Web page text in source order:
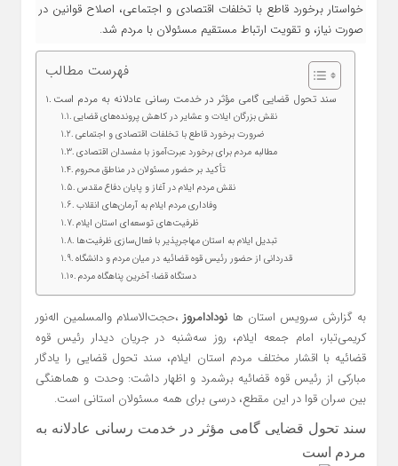
خواستار برخورد قاطع با تخلفات اقتصادی و اجتماعی، اصلاح قوانین در
صورت نیاز، و تقویت ارتباط مستقیم مسئولان با مردم شد.
فهرست مطالب
سند تحول قضایی گامی مؤثر در خدمت‌ رسانی عادلانه به مردم است
نقش بزرگان ایلات و عشایر در کاهش پرونده‌های قضایی
ضرورت برخورد قاطع با تخلفات اقتصادی و اجتماعی
مطالبه مردم برای برخورد عبرت‌آموز با مفسدان اقتصادی
تأکید بر حضور مسئولان در مناطق محروم
نقش مردم ایلام در آغاز و پایان دفاع مقدس
وفاداری مردم ایلام به آرمان‌های انقلاب
ظرفیت‌های توسعه‌ای استان ایلام
تبدیل ایلام به استان مهاجرپذیر با فعال‌سازی ظرفیت‌ها
قدردانی از حضور رئیس قوه قضائیه در میان مردم و دانشگاه
دستگاه قضا؛ آخرین پناهگاه مردم
به گزارش سرویس استان ها نودادامروز،حجت‌الاسلام والمسلمین اله‌نور
کریمی‌تبار، امام جمعه ایلام، روز سه‌شنبه در جریان دیدار رئیس قوه
قضائیه با اقشار مختلف مردم استان ایلام، سند تحول قضایی را یادگار
مبارکی از رئیس قوه قضائیه برشمرد و اظهار داشت: وحدت و هماهنگی
بین سران قوا در این مقطع، درسی برای همه مسئولان استانی است.
سند تحول قضایی گامی مؤثر در خدمت‌ رسانی عادلانه به
مردم است